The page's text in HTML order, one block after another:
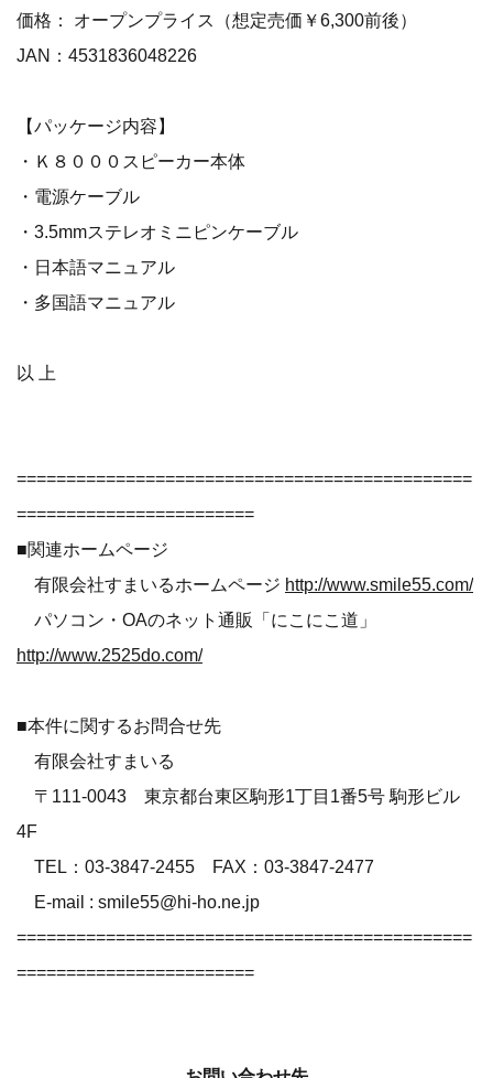
価格： オープンプライス（想定売価￥6,300前後）
JAN：4531836048226
【パッケージ内容】
・Ｋ８０００スピーカー本体
・電源ケーブル
・3.5mmステレオミニピンケーブル
・日本語マニュアル
・多国語マニュアル
以 上
==============================================
========================
■関連ホームページ
有限会社すまいるホームページ http://www.smile55.com/
パソコン・OAのネット通販「にこにこ道」
http://www.2525do.com/
■本件に関するお問合せ先
有限会社すまいる
〒111-0043 東京都台東区駒形1丁目1番5号 駒形ビル
4F
TEL：03-3847-2455 FAX：03-3847-2477
E-mail : smile55@hi-ho.ne.jp
==============================================
========================